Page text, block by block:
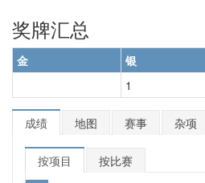
奖牌汇总
金 银
1
成绩 地图 赛事 杂项
按项目 按比赛